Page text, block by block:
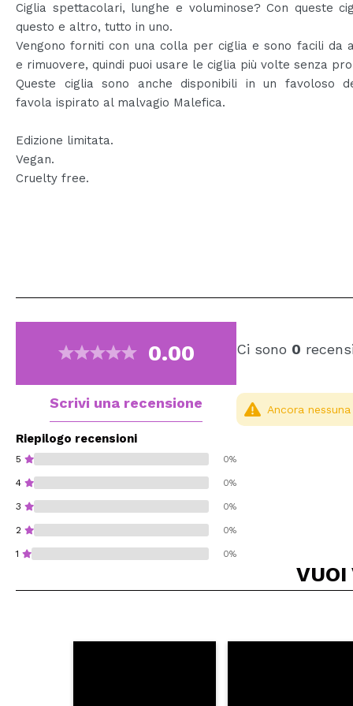
Ciglia spettacolari, lunghe e voluminose? Con queste
questo e altro, tutto in uno.
Vengono forniti con una colla per ciglia e sono facili da
e rimuovere, quindi puoi usare le ciglia più volte senza
Queste ciglia sono anche disponibili in un favoloso
favola ispirato al malvagio Malefica.
Edizione limitata.
Vegan.
Cruelty free.
0.00
Scrivi una recensione
Riepilogo recensioni
5 0%
4 0%
3 0%
2 0%
1 0%
Ci sono 0
Consiglieresti
Ancora
VUOI